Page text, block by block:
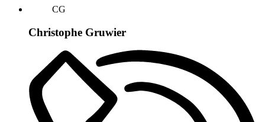
CG
Christophe Gruwier